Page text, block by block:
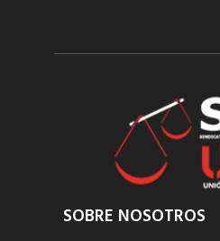
SOBRE NOSOTROS